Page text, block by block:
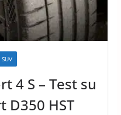
4 S – Test su
D350 HST